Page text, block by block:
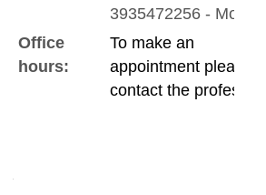
3935472256 - Mobile
Office
hours:
To make an
appointment please
contact the professor